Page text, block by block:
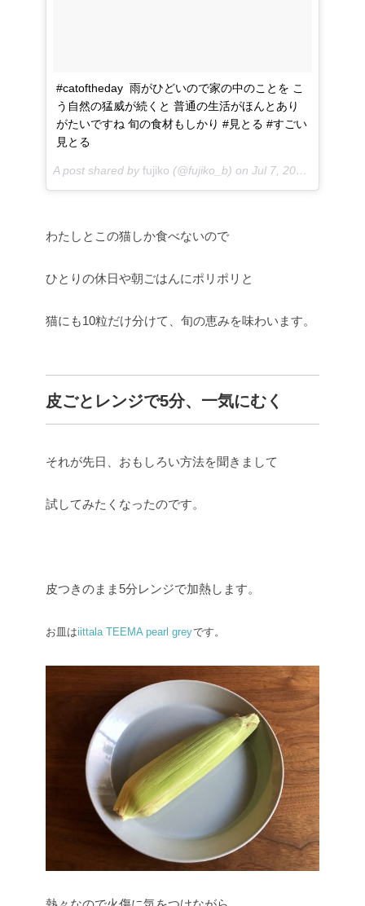
#catoftheday ㅤㅤㅤㅤㅤㅤㅤㅤㅤㅤㅤㅤㅤ 雨がひどいので家の中のことを こ
う自然の猛威が続くと 普通の生活がほんとあり
がたいですね 旬の食材もしかり #見とる #すごい
見とる
A post shared by fujiko (@fujiko_b) on Jul 7, 2018 at 12:24am PDT
わたしとこの猫しか食べないので
ひとりの休日や朝ごはんにポリポリと
猫にも10粒だけ分けて、旬の恵みを味わいます。
皮ごとレンジで5分、一気にむく
それが先日、おもしろい方法を聞きまして
試してみたくなったのです。
皮つきのまま5分レンジで加熱します。
お皿はiittala TEEMA pearl greyです。